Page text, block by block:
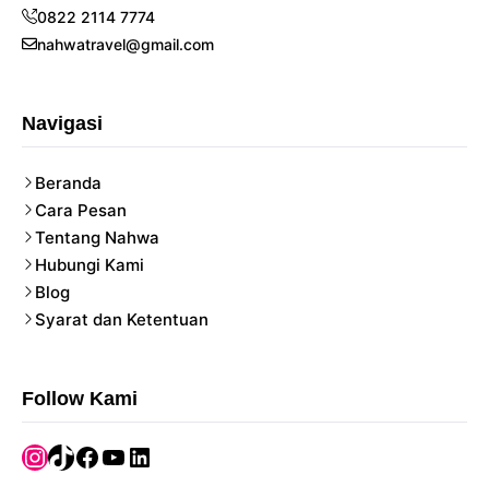
0822 2114 7774
nahwatravel@gmail.com
Navigasi
Beranda
Cara Pesan
Tentang Nahwa
Hubungi Kami
Blog
Syarat dan Ketentuan
Follow Kami
Instagram
TikTok
Facebook
YouTube
LinkedIn